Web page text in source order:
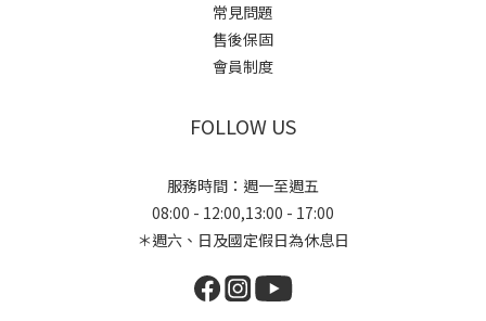
常見問題
售後保固
會員制度
FOLLOW US
服務時間：週一至週五
08:00 - 12:00,13:00 - 17:00
＊週六、日及國定假日為休息日